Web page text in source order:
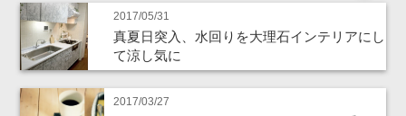
2017/05/31
真夏日突入、水回りを大理石インテリアにし
て涼し気に
2017/03/27